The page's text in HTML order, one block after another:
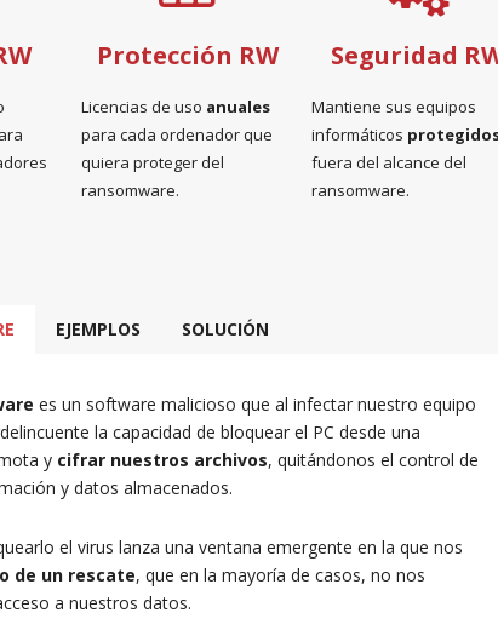
Protección RW
Licencias de uso anuales
para cada ordenador que
quiera proteger del
ransomware.
Seguridad
Mantiene sus equipos
informáticos
fuera del alcance del
ransomware.
EJEMPLOS SOLUCIÓN
es un software malicioso que al infectar nuestro equipo
la capacidad de bloquear el PC desde una
y cifrar nuestros archivos, quitándonos el control de
y datos almacenados.
el virus lanza una ventana emergente en la que nos
de un rescate, que en la mayoría de casos, no nos
a nuestros datos.